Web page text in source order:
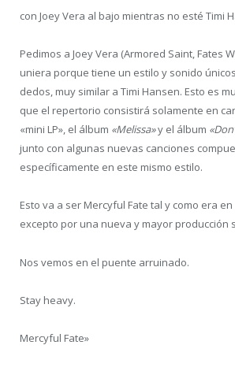
con Joey Vera al bajo mientras no esté Timi
Pedimos a Joey Vera (Armored Saint, Fates
uniera porque tiene un estilo y sonido
dedos, muy similar a Timi Hansen. Esto es
que el repertorio consistirá solamente en
«mini LP», el álbum «Melissa»y el álbum
junto con algunas nuevas canciones
específicamente en este mismo estilo.
Esto va a ser Mercyful Fate tal y como era
excepto por una nueva y mayor producción
Nos vemos en el puente arruinado.
Stay heavy.
Mercyful Fate»